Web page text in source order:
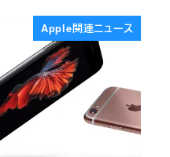
Apple関連ニュース